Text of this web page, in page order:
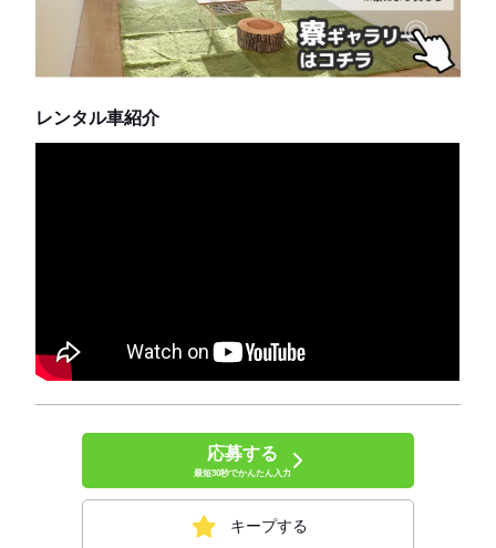
レンタル車紹介
応募する
最短30秒でかんたん入力
キープする